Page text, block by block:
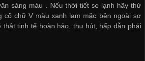
sáng màu . Nếu thời tiết se lạnh hãy thử
cổ chữ V màu xanh lam mặc bên ngoài sơ
thật tinh tế hoàn hảo, thu hút, hấp dẫn phái